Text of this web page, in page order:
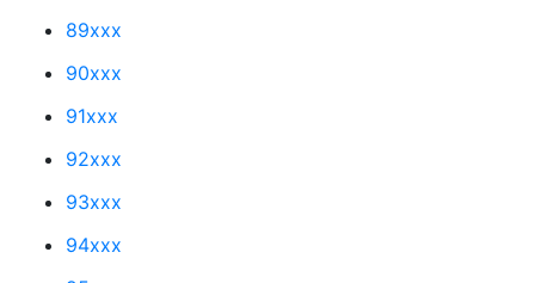
89xxx
90xxx
91xxx
92xxx
93xxx
94xxx